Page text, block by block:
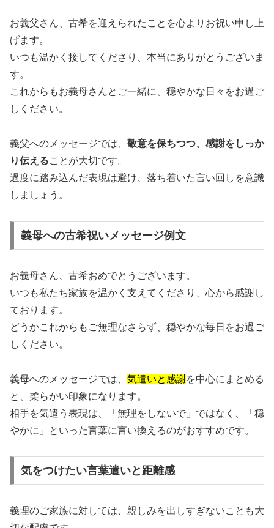
お義父さん、古希を迎えられたことを心よりお祝い申し上
げます。
いつも温かく接してくださり、本当にありがとうございま
す。
これからもお義母さんとご一緒に、穏やかな日々をお過ご
しください。
義父へのメッセージでは、 敬意を保ちつつ、感謝をしっか
り伝えることが大切です。
過度に踏み込んだ表現は避け、落ち着いた言い回しを意識
しましょう。
義母への古希祝いメッセージ例文
お義母さん、古希おめでとうございます。
いつも私たち家族を温かく支えてくださり、心から感謝し
ております。
どうかこれからもご無理なさらず、穏やかな毎日をお過ご
しください。
義母へのメッセージでは、 気遣いと感謝を中心にまとめる
と、柔らかい印象になります。
相手を気遣う表現は、「無理をしないで」ではなく、「穏
やかに」といった言葉に言い換えるのがおすすめです。
気をつけたい言葉遣いと距離感
義理のご家族に対しては、親しみを出しすぎないことも大